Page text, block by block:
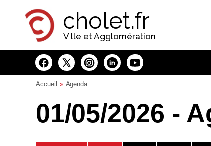
cholet.fr
Ville et Agglomération
Accueil Agenda
01/05/2026 -